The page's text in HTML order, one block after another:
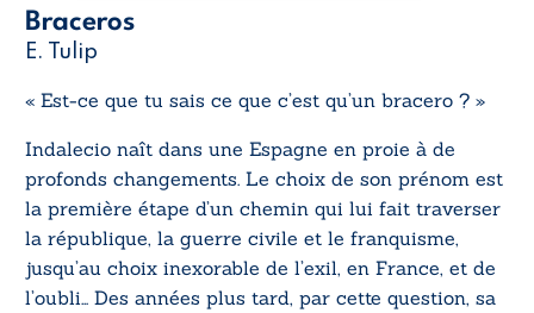
Braceros
E. Tulip
« Est-ce que tu sais ce que c’est qu’un bracero ? »
Indalecio naît dans une Espagne en proie à de
profonds changements. Le choix de son prénom est
la première étape d’un chemin qui lui fait traverser
la république, la guerre civile et le franquisme,
jusqu’au choix inexorable de l’exil, en France, et de
l’oubli… Des années plus tard, par cette question, sa